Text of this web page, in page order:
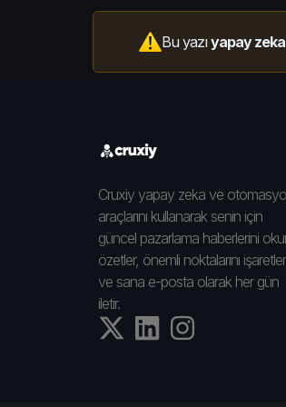
Bu yazıyapay
Cruxiy yapay zeka ve
araçlarını kullanarak senin için
güncel pazarlama haberlerini
özetler, önemli noktalarını işaretler
ve sana e-posta olarak her gün
iletir.